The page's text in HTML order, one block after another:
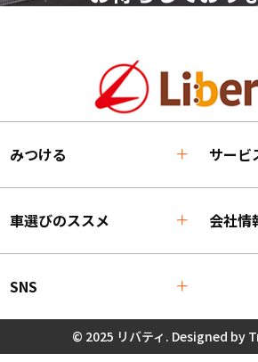
みつける サービ
車選びのススメ 会社情
SNS
© 2025 リバティ. Designed by